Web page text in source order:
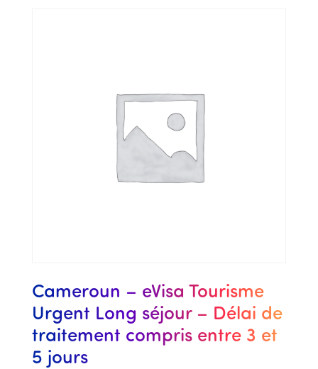
Cameroun – eVisa Tourisme
Urgent Long séjour – Délai de
traitement compris entre 3 et
5 jours